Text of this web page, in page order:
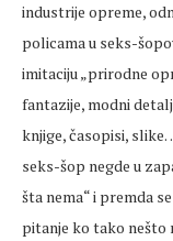
industrije opreme,
policama u seks-
imitaciju „prirodne
fantazije, modni
knjige, časopisi,
seks-šop negde u
šta nema“ i premda
pitanje ko tako nešto